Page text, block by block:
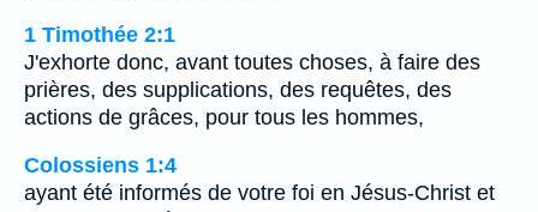
1 Timothée 2:1
J'exhorte donc, avant toutes choses, à faire des
prières, des supplications, des requêtes, des
actions de grâces, pour tous les hommes,
Colossiens 1:4
ayant été informés de votre foi en Jésus-Christ et